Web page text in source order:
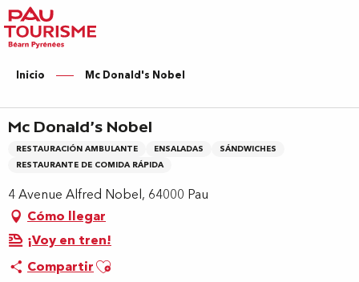
Aller
au
contenu
principal
Inicio Mc Donald's Nobel
Mc Donald's Nobel
RESTAURACIÓN AMBULANTE ENSALADAS
SÁNDWICHES
RESTAURANTE DE COMIDA RÁPIDA
4 Avenue Alfred Nobel, 64000 Pau
Cómo llegar
¡Voy en tren!
CompartirAjouter aux favoris